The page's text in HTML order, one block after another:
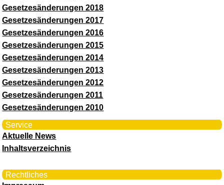
Gesetzesänderungen 2018
Gesetzesänderungen 2017
Gesetzesänderungen 2016
Gesetzesänderungen 2015
Gesetzesänderungen 2014
Gesetzesänderungen 2013
Gesetzesänderungen 2012
Gesetzesänderungen 2011
Gesetzesänderungen 2010
Service
Aktuelle News
Inhaltsverzeichnis
Rechtliches